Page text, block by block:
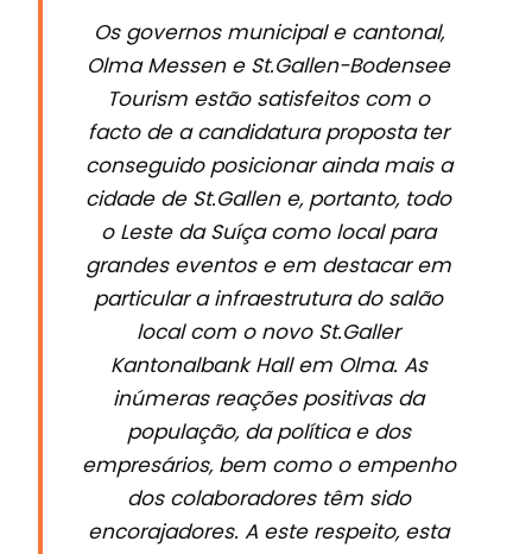
Os governos municipal e cantonal,
Olma Messen e St.Gallen-Bodensee
Tourism estão satisfeitos com o
facto de a candidatura proposta ter
conseguido posicionar ainda mais a
cidade de St.Gallen e, portanto, todo
o Leste da Suíça como local para
grandes eventos e em destacar em
particular a infraestrutura do salão
local com o novo St.Galler
Kantonalbank Hall em Olma. As
inúmeras reações positivas da
população, da política e dos
empresários, bem como o empenho
dos colaboradores têm sido
encorajadores. A este respeito, esta